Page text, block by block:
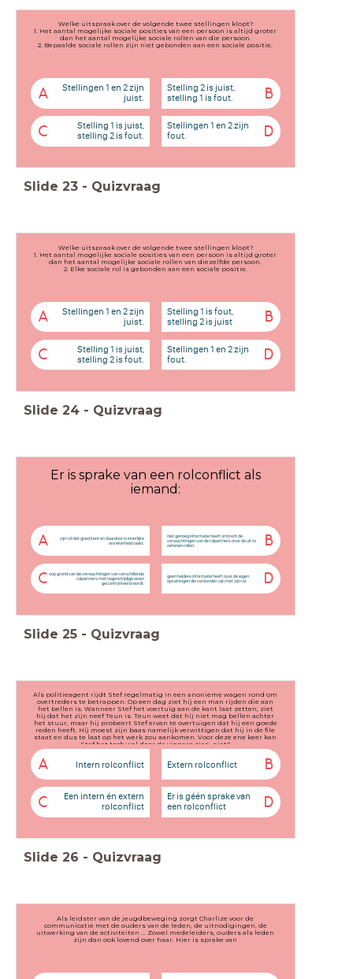
Welke uitspraak over de volgende twee stellingen klopt?
1. Het aantal mogelijke sociale posities van een persoon is altijd groter
dan het aantal mogelijke sociale rollen van die persoon.
2. Bepaalde sociale rollen zijn niet gebonden aan een sociale positie.
A
Stellingen 1 en 2 zijn
juist.
B
Stelling 2 is juist,
stelling 1 is fout.
C
Stelling 1 is juist,
stelling 2 is fout.
D
Stellingen 1 en 2 zijn
fout.
Slide 23 - Quizvraag
Welke uitspraak over de volgende twee stellingen klopt?
1. Het aantal mogelijke sociale posities van een persoon is altijd groter
dan het aantal mogelijke sociale rollen van diezelfde persoon.
2. Elke sociale rol is gebonden aan een sociale positie.
A
Stellingen 1 en 2 zijn
juist.
B
Stelling 1 is fout,
stelling 2 is juist
C
Stelling 1 is juist,
stelling 2 is fout.
D
Stellingen 1 en 2 zijn
fout.
Slide 24 - Quizvraag
Er is sprake van een rolconflict als
iemand:
A zijn rol niet goed kent en daardoor in innerlijke
onzekerheid raakt. B
niet genoeg informatie heeft omtrent de
verwachtingen van de rolpartners over de uit te
oefenen rollen.
C oop grond van de verwachtingen van verschillende
rolpartners met tegenstrijdige eisen
geconfronteerd wordt. D
geen heldere informatie heeft over de eigen
opvattingen die verbonden zijn met zijn rol.
Slide 25 - Quizvraag
Als politieagent rijdt Stef regelmatig in een anonieme wagen rond om
overtreders te betrappen. Op een dag ziet hij een man rijden die aan
het bellen is. Wanneer Stef het voertuig aan de kant laat zetten, ziet
hij dat het zijn neef Teun is. Teun weet dat hij niet mag bellen achter
het stuur, maar hij probeert Stef ervan te overtuigen dat hij een goede
reden heeft. Hij moest zijn baas namelijk verwittigen dat hij in de file
staat en dus te laat op het werk zou aankomen. Voor deze ene keer kan
Stef het toch wel door de vingers zien, niet?
A Intern rolconflict B
Extern rolconflict
C
Een intern én extern
rolconflict
D
Er is géén sprake van
een rolconflict
Slide 26 - Quizvraag
Als leidster van de jeugdbeweging zorgt Charlize voor de
communicatie met de ouders van de leden, de uitnodigingen, de
uitwerking van de activiteiten ... Zowel medeleiders, ouders als leden
zijn dan ook lovend over haar. Hier is sprake van